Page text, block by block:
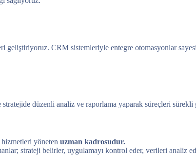
geliştiriyoruz. CRM sistemleriyle entegre otomasyonlar
düzenli analiz ve raporlama yaparak süreçleri
yöneten uzman kadrosudur.
strateji belirler, uygulamayı kontrol eder, verileri analiz